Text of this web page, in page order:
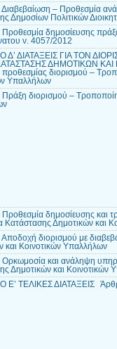
– Προθεσμία
Δημοσίων Πολιτικών
δημοσίευσης
ν. 4057/2012
Δ’ ΔΙΑΤΑΞΕΙΣ ΓΙΑ ΤΟΝ
ΔΗΜΟΤΙΚΩΝ
διορισμού –
Υπαλλήλων
διορισμού –
δημοσίευσης και
Κατάστασης Δημοτικών και
διορισμού με
και Κοινοτικών Υπαλλήλων
και ανάληψη
Δημοτικών και Κοινοτικών
Ε’ ΤΕΛΙΚΕΣ ΔΙΑΤΑΞΕΙΣ Άρθρο